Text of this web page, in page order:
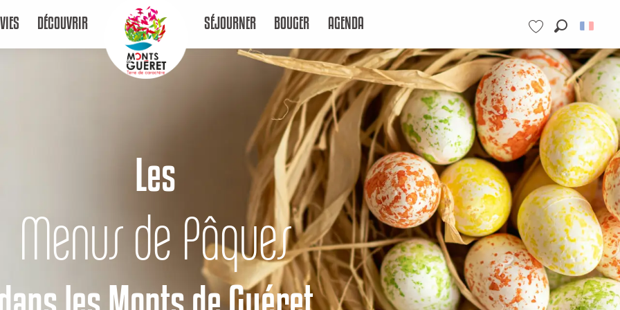
Voir les favoris
DÉCOUVRIR SÉJOURNER BOUGER AGENDA
Les
Menus de Pâques